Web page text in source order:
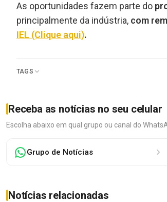
As oportunidades fazem parte do
principalmente da indústria, com
IEL (Clique aqui).
TAGS
Receba as notícias no seu celular
Escolha abaixo em qual grupo ou canal do
Grupo de Notícias
Notícias relacionadas